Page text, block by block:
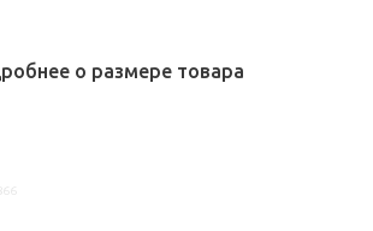
о размере товара